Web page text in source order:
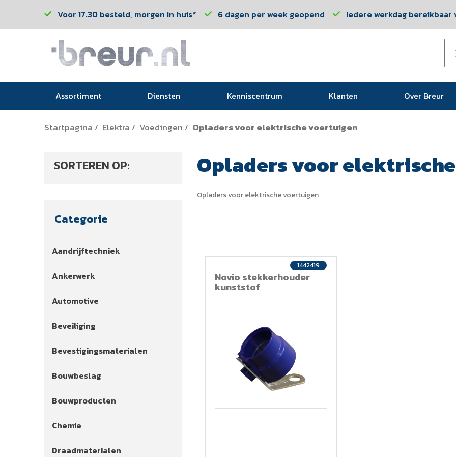
Voor 17.30 besteld, morgen in huis* 6 dagen per week geopend Iedere werkdag bereikbaar
Assortiment Diensten Kenniscentrum Klanten Over Breur
Startpagina / Elektra / Voedingen / Opladers voor elektrische voertuigen
SORTEREN OP:
Categorie
Aandrijftechniek
Ankerwerk
Automotive
Beveiliging
Bevestigingsmaterialen
Bouwbeslag
Bouwproducten
Chemie
Draadmaterialen
Opladers voor
Opladers voor elektrische voertuigen
Novio stekkerhouder
kunststof
1442419